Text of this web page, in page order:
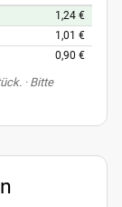
1,24 €
1,01 €
0,90 €
· Bitte